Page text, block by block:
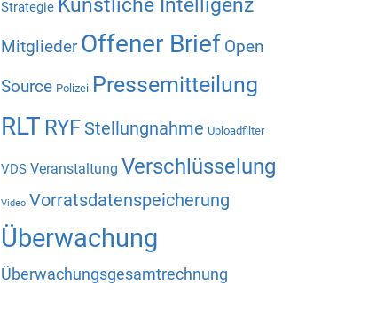
Strategie
Mitglieder Offener Brief Open
Source Polizei Pressemitteilung
RLT RYF Stellungnahme Uploadfilter
VDS Veranstaltung Verschlüsselung
Video Vorratsdatenspeicherung
Überwachung
Überwachungsgesamtrechnung